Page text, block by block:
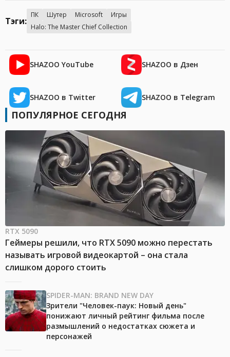
Тэги:
ПК Шутер Microsoft
Игры
Halo: The Master Chief Collection
SHAZOO YouTube SHAZOO в Дзен
SHAZOO в Twitter SHAZOO в Telegram
ПОПУЛЯРНОЕ СЕГОДНЯ
RTX 5090
Геймеры решили, что RTX 5090 можно перестать
называть игровой видеокартой – она стала
слишком дорого стоить
SPIDER-MAN: BRAND NEW DAY
Зрители "Человек-паук: Новый день"
понижают личный рейтинг фильма после
размышлений о недостатках сюжета и
персонажей